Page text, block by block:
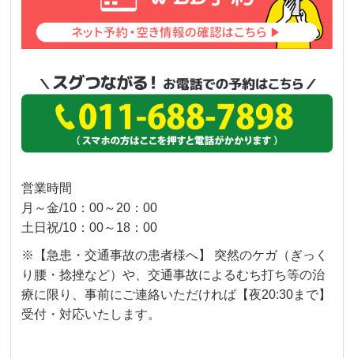
営業時間
月～金/10：00～20：00
土日祝/10：00～18：00
※【急患・交通事故の患者様へ】 突然のケガ（ぎっく
り腰・捻挫など）や、交通事故によるむち打ち等の治
療に限り、事前にご連絡いただければ【夜20:30まで】
受付・対応いたします。